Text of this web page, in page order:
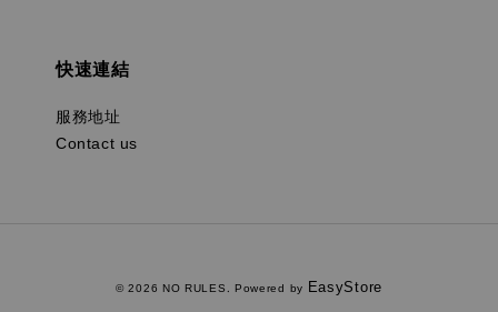
快速連結
服務地址
Contact us
© 2026 NO RULES. Powered by EasyStore